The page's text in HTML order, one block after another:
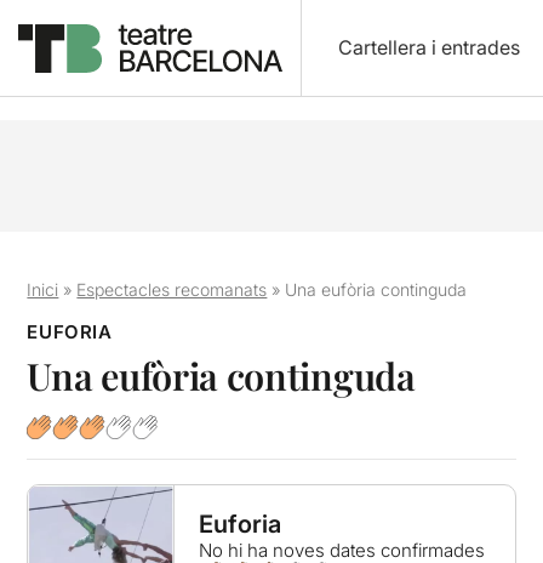
Cartellera i entrades
Inici » Espectacles recomanats » Una eufòria continguda
EUFORIA
Una eufòria continguda
Euforia
No hi ha noves dates confirmades